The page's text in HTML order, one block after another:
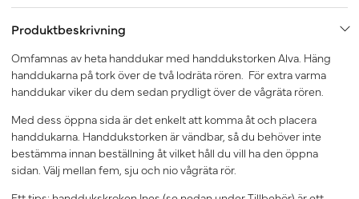
Produktbeskrivning
Omfamnas av heta handdukar med handdukstorken Alva. Häng
handdukarna på tork över de två lodräta rören. För extra varma
handdukar viker du dem sedan prydligt över de vågräta rören.
Med dess öppna sida är det enkelt att komma åt och placera
handdukarna. Handdukstorken är vändbar, så du behöver inte
bestämma innan beställning åt vilket håll du vill ha den öppna
sidan. Välj mellan fem, sju och nio vågräta rör.